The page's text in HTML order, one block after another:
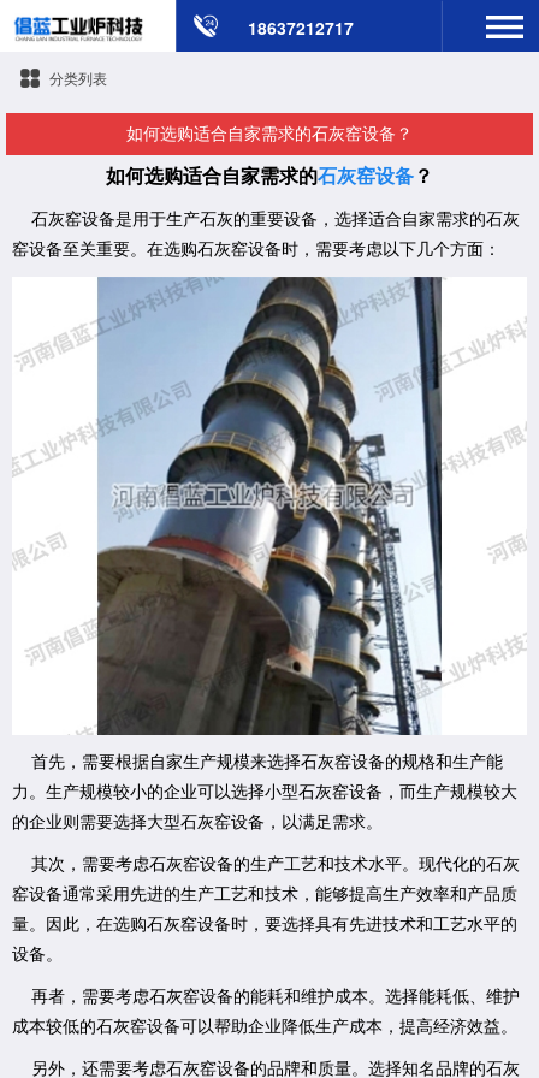
18637212717
分类列表
​如何选购适合自家需求的石灰窑设备？
如何选购适合自家需求的石灰窑设备 ？
石灰窑设备是用于生产石灰的重要设备，选择适合自家需求的石灰
窑设备至关重要。在选购石灰窑设备时，需要考虑以下几个方面：
首先，需要根据自家生产规模来选择石灰窑设备的规格和生产能
力。生产规模较小的企业可以选择小型石灰窑设备，而生产规模较大
的企业则需要选择大型石灰窑设备，以满足需求。
其次，需要考虑石灰窑设备的生产工艺和技术水平。现代化的石灰
窑设备通常采用先进的生产工艺和技术，能够提高生产效率和产品质
量。因此，在选购石灰窑设备时，要选择具有先进技术和工艺水平的
设备。
再者，需要考虑石灰窑设备的能耗和维护成本。选择能耗低、维护
成本较低的石灰窑设备可以帮助企业降低生产成本，提高经济效益。
另外，还需要考虑石灰窑设备的品牌和质量。选择知名品牌的石灰